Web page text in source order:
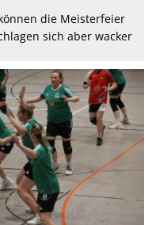
die Meisterfeier
sich aber wacker